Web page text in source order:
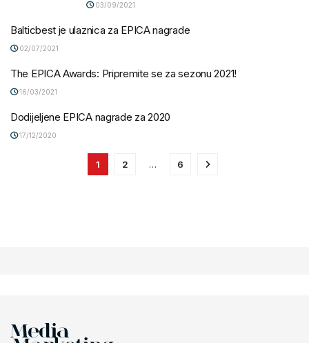
03/09/2021
Balticbest je ulaznica za EPICA nagrade
02/07/2021
The EPICA Awards: Pripremite se za sezonu 2021!
16/03/2021
Dodijeljene EPICA nagrade za 2020
17/12/2020
1 2 … 6